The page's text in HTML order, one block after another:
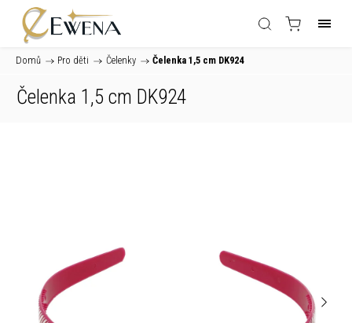
Domů / Pro děti / Čelenky / Čelenka 1,5 cm DK924
Čelenka 1,5 cm DK924